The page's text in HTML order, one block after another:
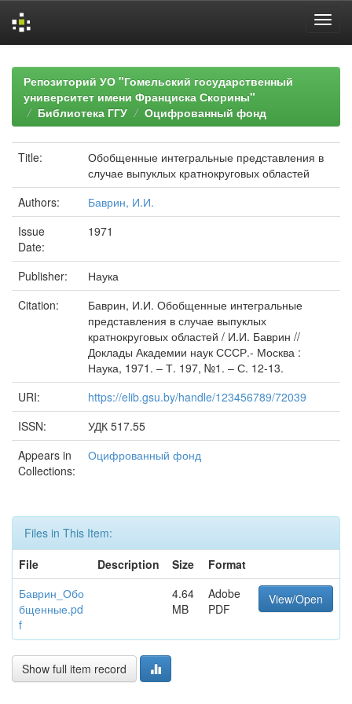
navigationРепозиторий УО "Гомельский государственный
университет имени Франциска Скорины"
Библиотека ГГУ
Оцифрованный фонд
Title:
Обобщенные интегральные представления в
случае выпуклых кратнокруговых областей
Authors:
Баврин, И.И.
Issue
Date:
1971
Publisher:
Наука
Citation:
Баврин, И.И. Обобщенные интегральные
представления в случае выпуклых
кратнокруговых областей / И.И. Баврин //
Доклады Академии наук СССР.- Москва :
Наука, 1971. – Т. 197, №1. – С. 12-13.
URI:
https://elib.gsu.by/handle/123456789/72039
ISSN:
УДК 517.55
Appears in
Collections:
Оцифрованный фонд
Files in This Item:
File
Description Size
Format
Баврин_Обо
бщенные.pd
f
4.64
MB
Adobe
PDF
View/Open
Show full item record